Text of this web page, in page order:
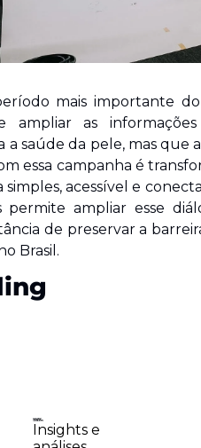
mais importante
ampliar as
saúde da pele, mas que
essa campanha é
acessível e
ampliar esse
de preservar a
Brasil.
Insights e